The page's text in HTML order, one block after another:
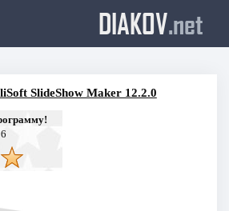
DIAKOV.net
SlideShow Maker 12.2.0
6